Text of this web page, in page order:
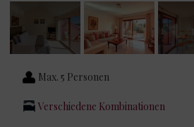
Max. 5 Personen
Verschiedene Kombinationen